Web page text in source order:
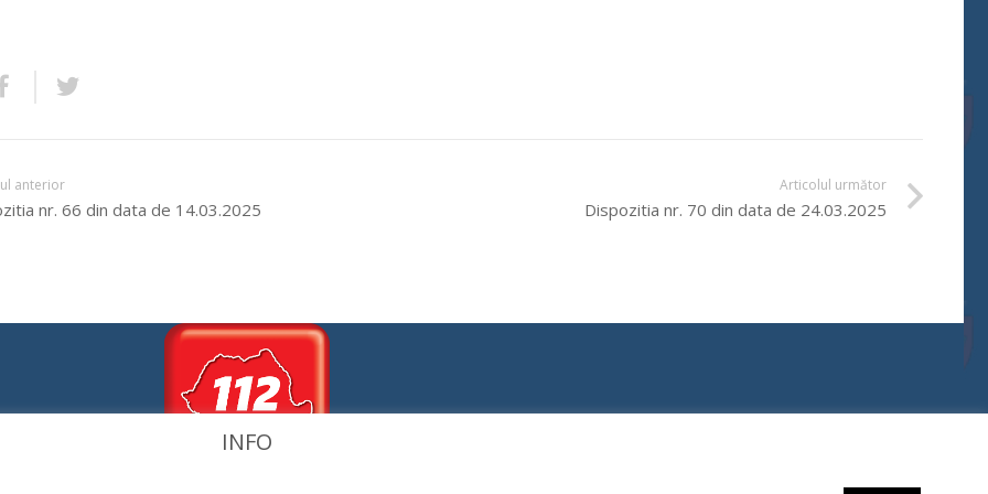
anterior
nr. 66 din data de 14.03.2025
Articolul următor
Dispozitia nr. 70 din data de 24.03.2025
INFO